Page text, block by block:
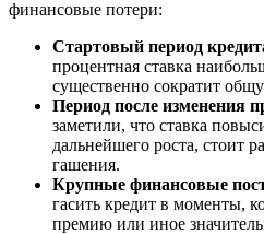
финансовые потери:
Стартовый период
процентная ставка
существенно сократит
Период после изменения
заметили, что ставка
дальнейшего роста, стоит
гашения.
Крупные финансовые
гасить кредит в моменты,
премию или иное